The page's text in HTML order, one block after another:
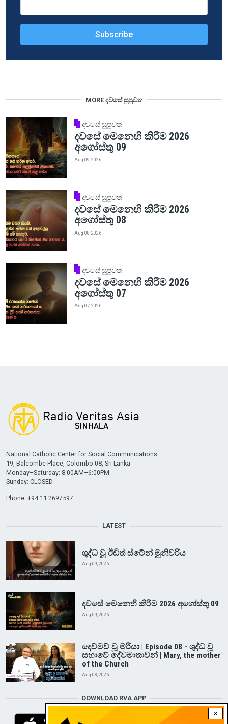
MORE දවසේ සුපුවත
දවසේ සුපුවත
දවසේ මෙනෙහි කිරීම 2026
අගෝස්තු 09
Aug 09, 2026
දවසේ සුපුවත
දවසේ මෙනෙහි කිරීම 2026
අගෝස්තු 08
Aug 08, 2026
දවසේ සුපුවත
දවසේ මෙනෙහි කිරීම 2026
අගෝස්තු 07
Aug 07, 2026
×
National Catholic Center for Social Communications
19, Balcombe Place, Colombo 08, Sri Lanka
Monday–Saturday: 8:00AM–6:00PM
Sunday: CLOSED
Phone: +94 11 2697597
LATEST
ශුද්ධ වූ ඊඩිත් ස්ටේන් මුනිවරිය
Aug 09, 2026
දවසේ මෙනෙහි කිරීම 2026 අගෝස්තු 09
Aug 09, 2026
දෙව්මව් වූ මරියා | Episode 08 - ශුද්ධ වූ
සභාවේ දේවමාතාවන් | Mary, the mother
of the Church
Aug 08, 2026
DOWNLOAD RVA APP